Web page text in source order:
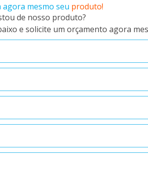
agora mesmo seu produto!
de nosso produto?
e solicite um orçamento agora